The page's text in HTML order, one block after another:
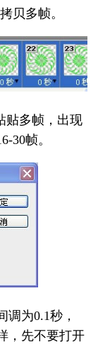
贝多帧。
贴多帧，出现
30帧。
调为0.1秒，
，先不要打开